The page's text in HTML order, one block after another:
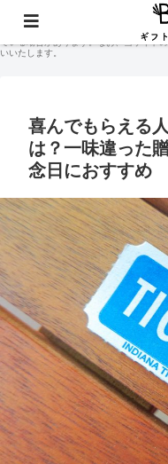
当サイトに掲載されている記事コンテン
おり、無断での商用利用・二次配布は禁
ている場合があります。なお、当サイト
いいたします。
喜んでもらえる
は？一味違った
念日におすすめ